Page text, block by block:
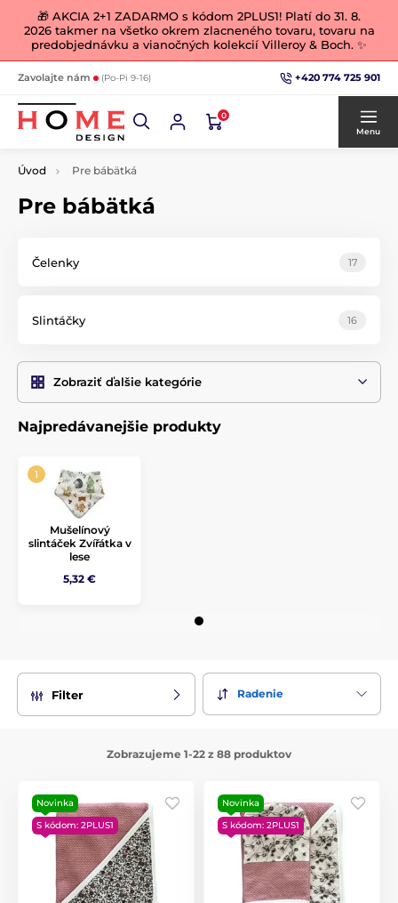
🎁 AKCIA 2+1 ZADARMO s kódom 2PLUS1! Platí do 31. 8.
2026 takmer na všetko okrem zlacneného tovaru, tovaru na
predobjednávku a vianočných kolekcií Villeroy & Boch. ✨
Zavolajte nám (Po-Pi 9-16) +420 774 725 901
0
Menu
Úvod Pre bábätká
Pre bábätká
Čelenky 17
Slintáčky 16
Zobraziť ďalšie kategórie
Najpredávanejšie produkty
Mušelínový
slintáček Zvířátka v
lese
5,32 €
Filter Radenie
Zobrazujeme 1-22 z 88 produktov
Novinka
S kódom: 2PLUS1
Novinka
S kódom: 2PLUS1